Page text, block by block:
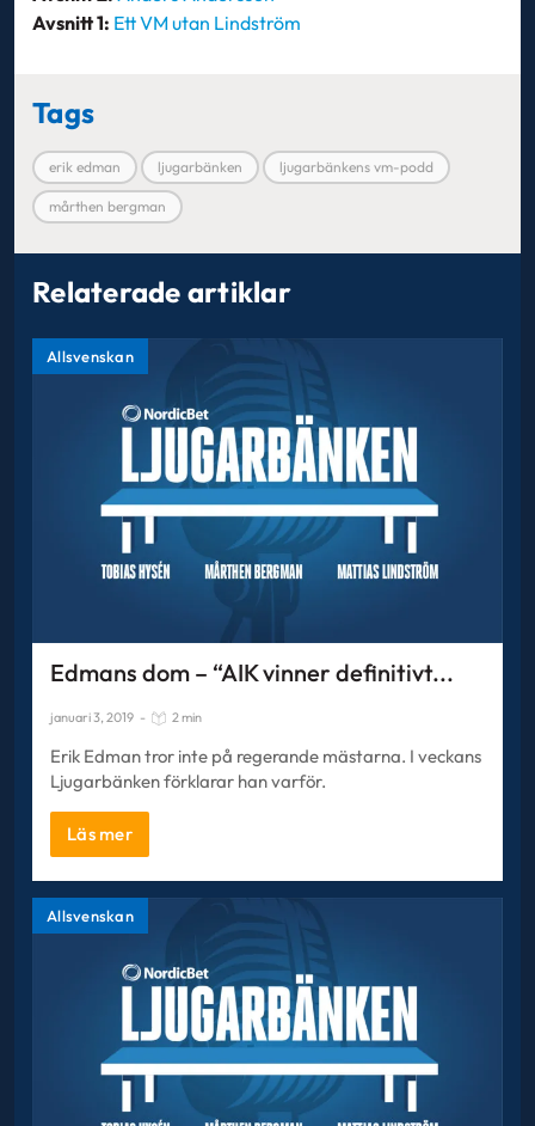
Avsnitt 1: Ett VM utan Lindström
Tags
erik edman ljugarbänken ljugarbänkens vm-podd
mårthen bergman
Relaterade artiklar
Allsvenskan
Edmans dom – “AIK vinner definitivt...
januari 3, 2019 - 2 min
Erik Edman tror inte på regerande mästarna. I veckans
Ljugarbänken förklarar han varför.
Läs mer
Allsvenskan